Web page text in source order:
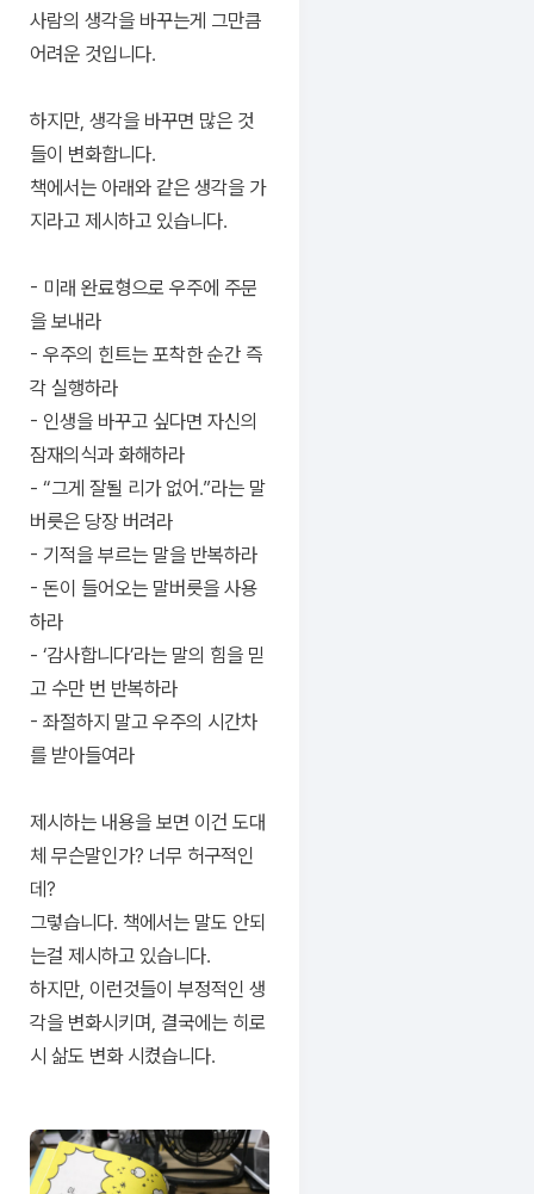
사람의 생각을 바꾸는게 그만큼
어려운 것입니다.
하지만, 생각을 바꾸면 많은 것
들이 변화합니다.
책에서는 아래와 같은 생각을 가
지라고 제시하고 있습니다.
- 미래 완료형으로 우주에 주문
을 보내라
- 우주의 힌트는 포착한 순간 즉
각 실행하라
- 인생을 바꾸고 싶다면 자신의
잠재의식과 화해하라
- “그게 잘될 리가 없어.”라는 말
버릇은 당장 버려라
- 기적을 부르는 말을 반복하라
- 돈이 들어오는 말버릇을 사용
하라
- ‘감사합니다’라는 말의 힘을 믿
고 수만 번 반복하라
- 좌절하지 말고 우주의 시간차
를 받아들여라
제시하는 내용을 보면 이건 도대
체 무슨말인가? 너무 허구적인
데?
그렇습니다. 책에서는 말도 안되
는걸 제시하고 있습니다.
하지만, 이런것들이 부정적인 생
각을 변화시키며, 결국에는 히로
시 삶도 변화 시켰습니다.